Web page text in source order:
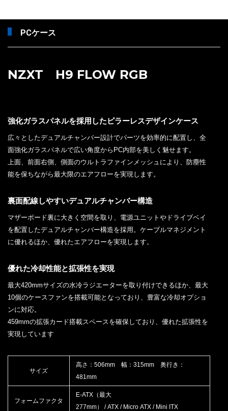
PCケース
NZXT H9 FLOW RGB
強化ガラスパネルを採用したピラーレスデザインケース
広々としたデュアルチャンバー設計でパーツを効率的に配置し、全
面強化ガラスパネルで広い角度からPC内部を美しく魅せます。
上面、前面右側、側面のウルトラファインメッシュにより、防塵性
能を保ちながら最大限のエアフローを実現します。
裏面配線しやすいデュアルチャンバー構造
マザーボード裏に大きく空間を取り、電源ユニットやドライブベイ
を配置したデュアルチャンバー構造を採用。ケーブルマネジメント
に優れるほか、優れたエアフローを実現します。
優れた冷却性能と拡張性を実現
最大420mmサイズの水冷ラジエーターを取り付けできるほか、最大
10個のケースファンを搭載可能となっており、豊富な冷却オプショ
ンに対応。
459mmの拡張カード搭載スペースを確保しており、優れた拡張性を
実現しています
サイズ
高さ：506mm 幅：315mm 奥行き：
481mm
フォームファクタ
E-ATX（最大
277mm） / ATX / Micro ATX / Mini ITX